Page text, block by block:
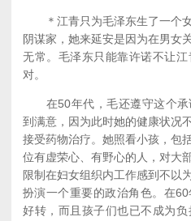
＊江青只为毛泽东生了一个
阴谋家，她来延安是因为在男女
无常。毛泽东只能靠许诺不让
对。
在50年代，毛还遵守这个承
到满意，因为此时她的健康状况
接受药物治疗。她照看小孩，包
位有虚荣心、有野心的人，对大
限制在妇女组织内工作感到不以
扮演一个重要的政治角色。在
好转，而且孩子们也已不成为